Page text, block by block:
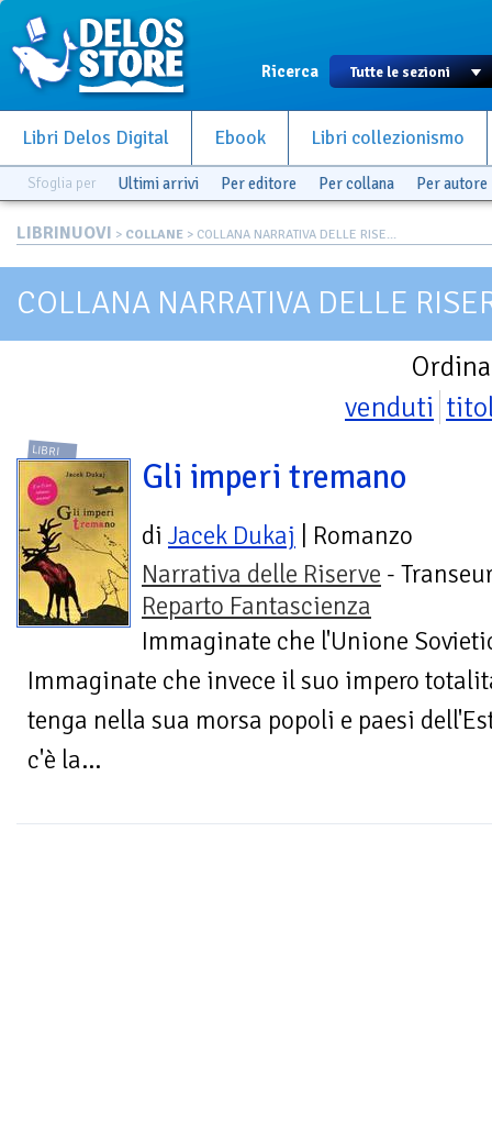
Ricerca
Libri Delos Digital Ebook Libri collezionismo
Sfoglia per Ultimi arrivi Per editore Per collana Per autore
LIBRINUOVI > COLLANE > COLLANA NARRATIVA DELLE RISE...
COLLANA NARRATIVA DELLE
venduti
LIBRI
Gli imperi tremano
di Jacek Dukaj | Romanzo
Narrativa delle Riserve -
Reparto Fantascienza
Immaginate che l'Unione
Immaginate che invece il suo impero
tenga nella sua morsa popoli e paesi
c'è la...